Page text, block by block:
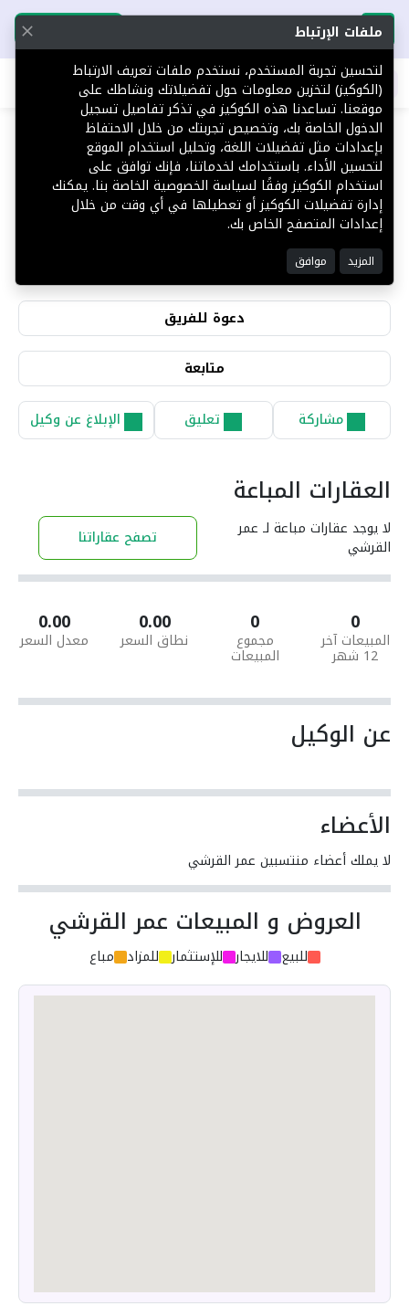
تحميل التطبيق تحميل التطبيق
اطلب عقارك
عمر القرشي
0
التقييمات
دعوة للفريق
متابعة
مشاركة تعليق الإبلاغ عن وكيل
العقارات المباعة
لا يوجد عقارات مباعة لـ عمر
القرشي تصفح عقاراتنا
0
المبيعات آخر
12 شهر
0
مجموع
المبيعات
0.00
نطاق السعر
0.00
معدل السعر
عن الوكيل
الأعضاء
لا يملك أعضاء منتسبين عمر القرشي
العروض و المبيعات عمر القرشي
للبيع للايجار للإستثمار للمزاد مباع
ملفات الإرتباط
لتحسين تجربة المستخدم، نستخدم ملفات تعريف الارتباط
(الكوكيز) لتخزين معلومات حول تفضيلاتك ونشاطك على
موقعنا. تساعدنا هذه الكوكيز في تذكر تفاصيل تسجيل
الدخول الخاصة بك، وتخصيص تجربتك من خلال الاحتفاظ
بإعدادات مثل تفضيلات اللغة، وتحليل استخدام الموقع
لتحسين الأداء. باستخدامك لخدماتنا، فإنك توافق على
استخدام الكوكيز وفقًا لسياسة الخصوصية الخاصة بنا. يمكنك
إدارة تفضيلات الكوكيز أو تعطيلها في أي وقت من خلال
إعدادات المتصفح الخاص بك.
المزيد موافق